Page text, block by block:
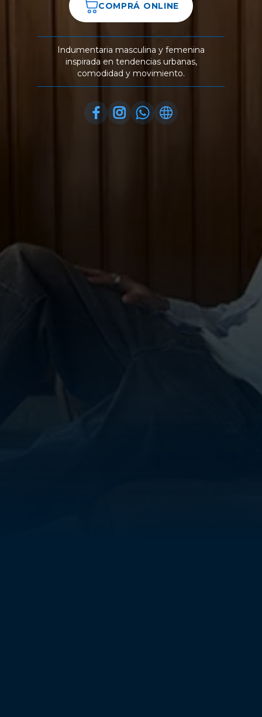
COMPRÁ ONLINE
Indumentaria masculina y femenina
inspirada en tendencias urbanas,
comodidad y movimiento.